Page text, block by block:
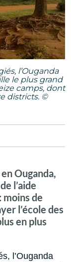
l’Ouganda
le plus grand
camps, dont
districts. ©
Ouganda,
l’aide
de
l’école des
en plus
l’Ouganda